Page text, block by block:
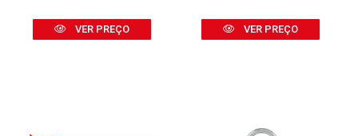
VER PREÇO VER PREÇO